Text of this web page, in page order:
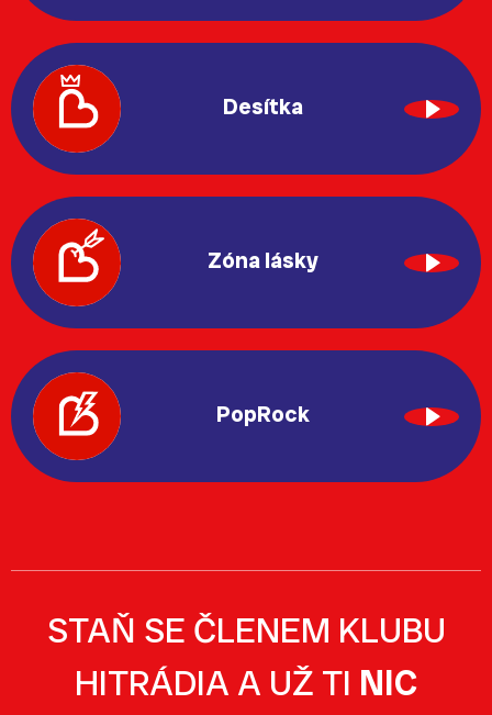
Desítka
Zóna lásky
PopRock
STAŇ SE ČLENEM KLUBU
HITRÁDIA A UŽ TI NIC